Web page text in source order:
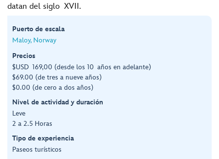
datan del siglo XVII.
Puerto de escala
Maloy, Norway
Precios
$USD 169,00 (desde los 10 años en adelante)
$69.00 (de tres a nueve años)
$0.00 (de cero a dos años)
Nivel de actividad y duración
Leve
2 a 2.5 Horas
Tipo de experiencia
Paseos turísticos